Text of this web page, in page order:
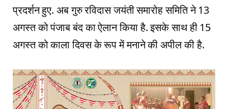
प्रदर्शन हुए. अब गुरु रविदास जयंती समारोह समिति ने 13
अगस्त को पंजाब बंद का ऐलान किया है. इसके साथ ही 15
अगस्त को काला दिवस के रूप में मनाने की अपील की है.